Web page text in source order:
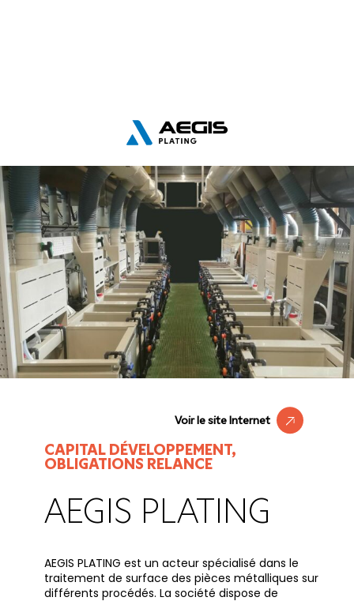
Voir le site Internet
CAPITAL DÉVELOPPEMENT,
OBLIGATIONS RELANCE
AEGIS PLATING
AEGIS PLATING est un acteur spécialisé dans le
traitement de surface des pièces métalliques sur
différents procédés. La société dispose de